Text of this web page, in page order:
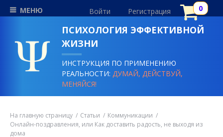
МЕНЮ Войти Регистрация
ПСИХОЛОГИЯ ЭФФЕКТИВНОЙ
ЖИЗНИ
ИНСТРУКЦИЯ ПО ПРИМЕНЕНИЮ
РЕАЛЬНОСТИ:ДУМАЙ, ДЕЙСТВУЙ,
МЕНЯЙСЯ!
На главную страницу Статьи
Коммуникации
Онлайн-поздравления, или Как доставить радость, не выходя из
дома